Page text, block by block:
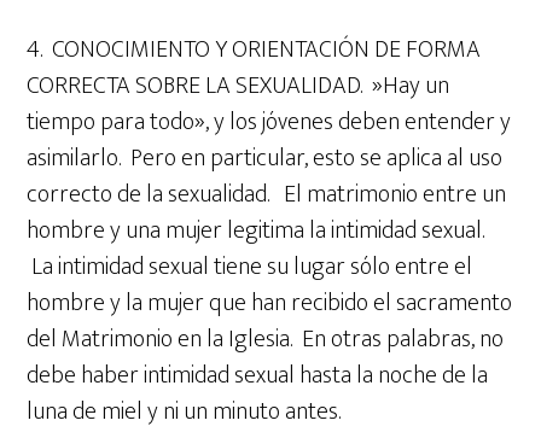
4. CONOCIMIENTO Y ORIENTACIÓN DE FORMA
CORRECTA SOBRE LA SEXUALIDAD. »Hay un
tiempo para todo», y los jóvenes deben entender y
asimilarlo. Pero en particular, esto se aplica al uso
correcto de la sexualidad. El matrimonio entre un
hombre y una mujer legitima la intimidad sexual.
La intimidad sexual tiene su lugar sólo entre el
hombre y la mujer que han recibido el sacramento
del Matrimonio en la Iglesia. En otras palabras, no
debe haber intimidad sexual hasta la noche de la
luna de miel y ni un minuto antes.